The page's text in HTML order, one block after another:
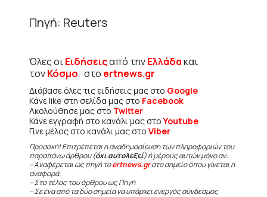
Πηγή: Reuters
Όλες οιΕιδήσειςαπό τηνΕλλάδακαι
τονΚόσμο, στο ertnews.gr
Διάβασε όλες τις ειδήσεις μας στο Google
Κάνε like στη σελίδα μας στο Facebook
Ακολούθησε μας στο Twitter
Κάνε εγγραφή στο κανάλι μας στοYoutube
Γίνε μέλος στο κανάλι μας στο Viber
Προσοχή! Επιτρέπεται η αναδημοσίευση των πληροφοριών του
παραπάνω άρθρου (όχι αυτολεξεί) ή μέρους αυτών μόνο αν:
– Αναφέρεται ως πηγή τοertnews.grστο σημείο όπου γίνεται η
αναφορά.
– Στο τέλος του άρθρου ως Πηγή
– Σε ένα από τα δύο σημεία να υπάρχει ενεργός σύνδεσμος